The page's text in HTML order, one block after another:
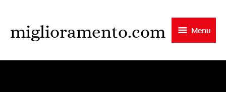
to
content
miglioramento.com Menu